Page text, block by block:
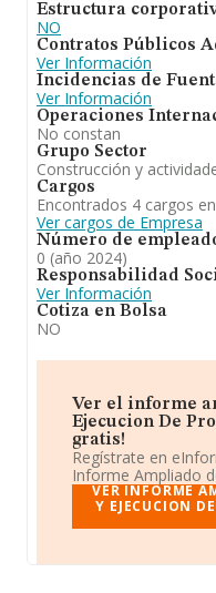
Estructura
NO
Contratos Públicos
Ver Información
Incidencias de
Ver Información
Operaciones
No constan
Grupo Sector
Construcción y
Cargos
Encontrados 4 cargos
Ver cargos de Empresa
Número de
0 (año 2024)
Responsabilidad
Ver Información
Cotiza en Bolsa
NO
Ver el informe
Ejecucion De
gratis!
Regístrate en
Informe Ampliado
VER INFORME
Y EJECUCION